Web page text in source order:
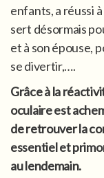
enfants, a réussi
sert désormais
et à son épouse,
se divertir,….
Grâce à la
oculaire est
de retrouver la
essentiel et
au lendemain.